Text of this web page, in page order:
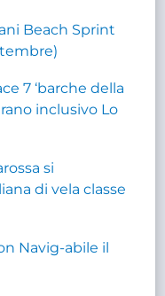
Beach Sprint
7 ‘barche della
inclusivo Lo
si
di vela classe
Navig-abile il